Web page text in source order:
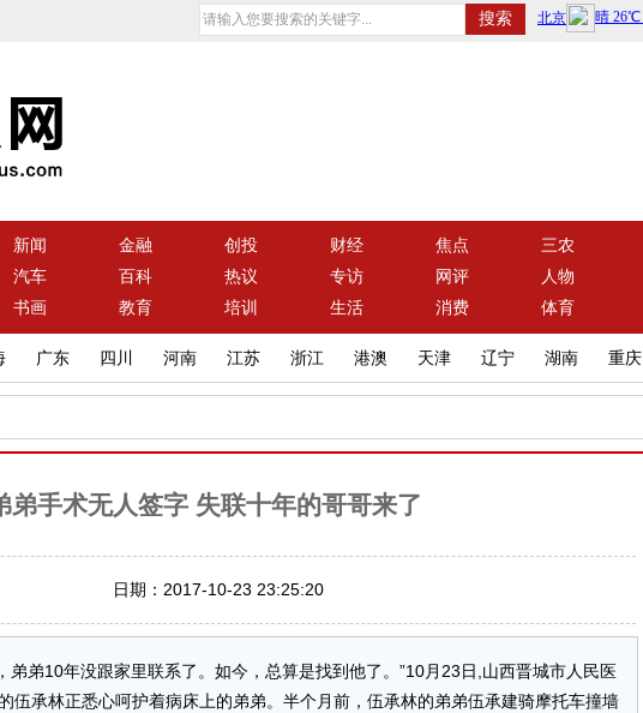
新闻 金融 创投 财经 焦点 三农
汽车 百科 热议 专访 网评 人物
书画 教育 培训 生活 消费 体育
广东 四川 河南 江苏 浙江 港澳 天津 辽宁 湖南 重庆
弟手术无人签字 失联十年的哥哥来了
日期：2017-10-23 23:25:20
弟弟10年没跟家里联系了。如今，总算是找到他了。”10月23日,山西晋城市人民医
伍承林正悉心呵护着病床上的弟弟。半个月前，伍承林的弟弟伍承建骑摩托车撞墙